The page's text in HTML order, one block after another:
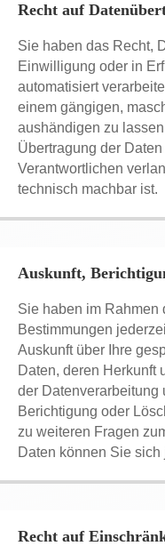
Recht auf
Sie haben das Recht,
Einwilligung oder in
automatisiert
einem gängigen,
aushändigen zu
Übertragung der
Verantwortlichen
technisch machbar ist.
Auskunft,
Sie haben im Rahmen
Bestimmungen
Auskunft über Ihre
Daten, deren Herkunft
der Datenverarbeitung
Berichtigung oder
zu weiteren Fragen
Daten können Sie
Recht auf